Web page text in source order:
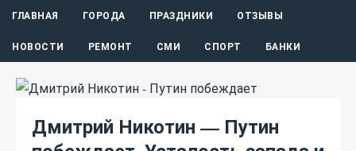
ГЛАВНАЯ ГОРОДА ПРАЗДНИКИ ОТЗЫВЫ
НОВОСТИ РЕМОНТ СМИ СПОРТ БАНКИ
Дмитрий Никотин — Путин